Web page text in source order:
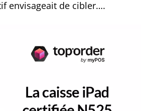
envisageait de cibler….